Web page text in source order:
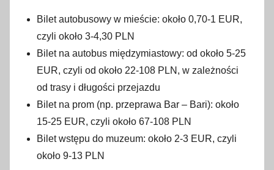
Bilet autobusowy w mieście: około 0,70-1 EUR,
czyli około 3-4,30 PLN
Bilet na autobus międzymiastowy: od około 5-25
EUR, czyli od około 22-108 PLN, w zależności
od trasy i długości przejazdu
Bilet na prom (np. przeprawa Bar – Bari): około
15-25 EUR, czyli około 67-108 PLN
Bilet wstępu do muzeum: około 2-3 EUR, czyli
około 9-13 PLN